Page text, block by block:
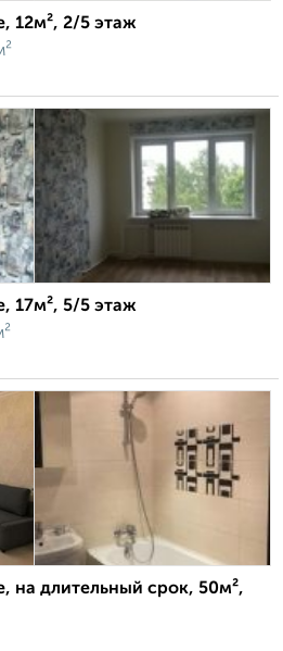
12м², 2/5 этаж
17м², 5/5 этаж
на длительный срок, 50м²,